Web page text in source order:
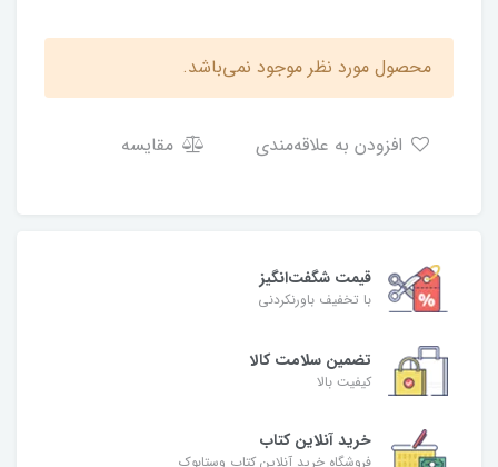
محصول مورد نظر موجود نمی‌باشد.
مقایسه
قیمت شگفت‌انگیز
با تخفیف باورنکردنی
تضمین سلامت کالا
کیفیت بالا
خرید آنلاین کتاب
فروشگاه خرید آنلاین کتاب وستابوک